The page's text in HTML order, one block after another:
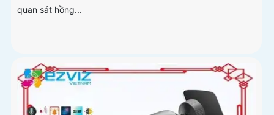
quan sát hồng...